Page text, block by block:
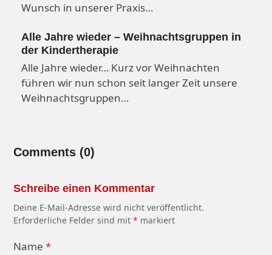
Wunsch in unserer Praxis…
Alle Jahre wieder – Weihnachtsgruppen in
der Kindertherapie
Alle Jahre wieder… Kurz vor Weihnachten
führen wir nun schon seit langer Zeit unsere
Weihnachtsgruppen…
Comments (0)
Schreibe einen Kommentar
Deine E-Mail-Adresse wird nicht veröffentlicht.
Erforderliche Felder sind mit* markiert
Name*